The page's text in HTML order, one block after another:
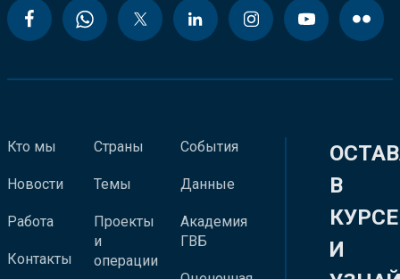
Кто мы
Новости
Работа
Контакты
Страны
Темы
Проекты
и
операции
События
Данные
Академия
ГВБ
В
КУРСЕ
И